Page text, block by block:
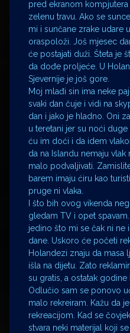
pred ekranom
zelenu travu. Ako se
mi i sunčane zrake udare
oraspoloži. Još mjesec
će postajati duži. Šteta je
da dođe proljeće. U
Sjevernije je još gore.
Moj mlađi sin ima neke
svaki dan čuje i vidi na
dan i jako je hladno. Oni
u teretani jer su noći duge
ću im doći i da idem
da na Islandu nemaju
malo podvaljivati.
barem imaju ćiru kao
pruge ni vlaka.
I što bih ovog vikenda
gledam TV i opet spavam.
jedino što mi se čak ni ne
dane. Uskoro će početi
Holandezi znaju da masa
išla na dijetu. Zato
su gratis, a ostatak godine
Odlučio sam se ponovo
malo rekreiram. Kažu da
rekreacijom. Kad se
stvara neki materijal koji